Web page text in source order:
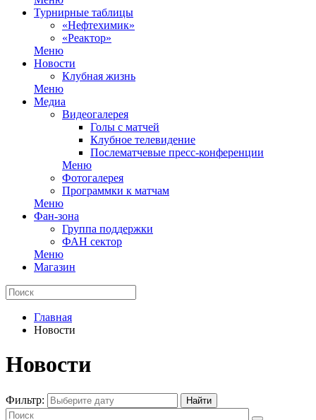
Турнирные таблицы
«Нефтехимик»
«Реактор»
Меню
Новости
Клубная жизнь
Меню
Медиа
Видеогалерея
Голы с матчей
Клубное телевидение
Послематчевые пресс-конференции
Меню
Фотогалерея
Программки к матчам
Меню
Фан-зона
Группа поддержки
ФАН сектор
Меню
Магазин
Главная
Новости
Новости
Фильтр: